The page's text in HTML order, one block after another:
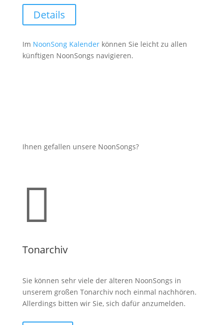
Details
Im NoonSong Kalenderkönnen Sie leicht zu allen
künftigen NoonSongs navigieren.
Ihnen gefallen unsere NoonSongs?

Tonarchiv
Sie können sehr viele der älteren NoonSongs in
unserem großen Tonarchiv noch einmal nachhören.
Allerdings bitten wir Sie, sich dafür anzumelden.